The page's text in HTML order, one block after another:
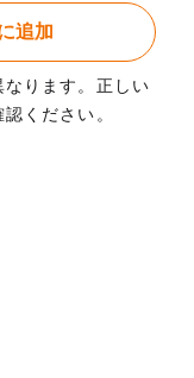
追加
ります。正しい
ください。